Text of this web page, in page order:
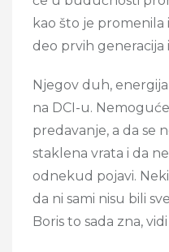
kao što je promenila
deo prvih generacija
Njegov duh,
na DCI-u.
predavanje, a da se
staklena vrata i da
odnekud pojavi.
da ni sami nisu bili
Boris to sada zna,